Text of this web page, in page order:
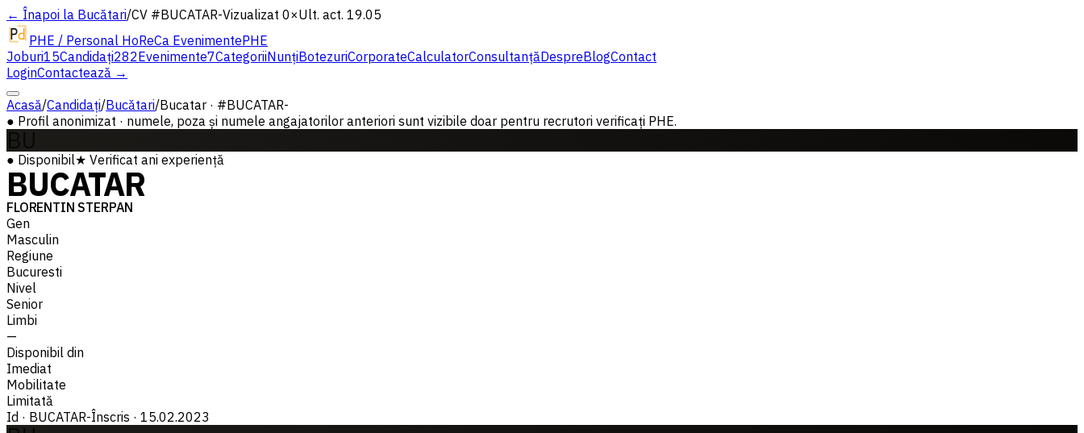
← Înapoi la Bucătari/CV #BUCATAR-Vizualizat 0×Ult. act. 19.05
PHE / Personal HoReCa EvenimentePHE
Joburi15Candidați282Evenimente7CategoriiNunțiBotezuriCorporateCalculatorConsultanțăDespreBlogContact
LoginContactează →
Acasă/Candidați/Bucătari/Bucatar · #BUCATAR-
● Profil anonimizat · numele, poza și numele angajatorilor anteriori sunt vizibile doar pentru recrutori verificați PHE.
● Disponibil★ Verificat ani experiență
BUCATAR
FLORENTIN STERPAN
Gen
Masculin
Regiune
Bucuresti
Nivel
Senior
Limbi
—
Disponibil din
Imediat
Mobilitate
Limitată
Id · BUCATAR-Înscris · 15.02.2023